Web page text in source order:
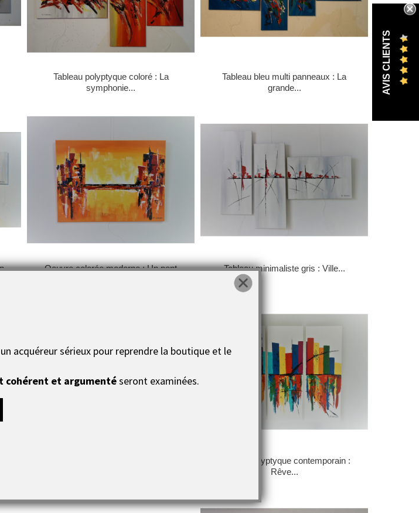
Tableau polyptyque coloré : La
symphonie...
Tableau bleu multi panneaux : La
grande...
Oeuvre colorée moderne : Un pont
Tableau minimaliste gris : Ville...
Tableau polyptyque contemporain :
Rêve...
AVIS CLIENTS
acquéreur sérieux pour reprendre la boutique et le
cohérent et argumentéseront examinées.